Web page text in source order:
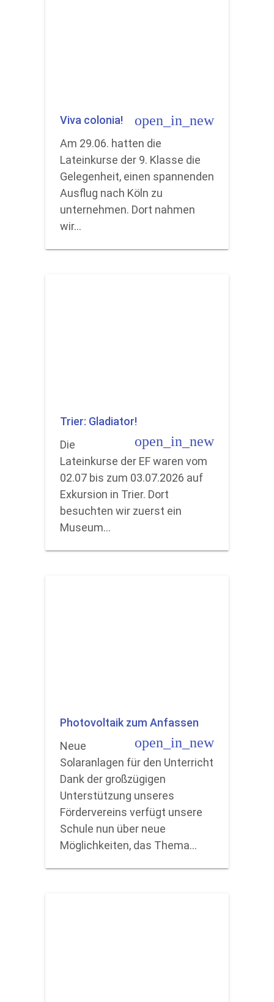
Viva colonia! open_in_new
Am 29.06. hatten die
Lateinkurse der 9. Klasse die
Gelegenheit, einen spannenden
Ausflug nach Köln zu
unternehmen. Dort nahmen
wir…
Trier: Gladiator!
open_in_new
Die
Lateinkurse der EF waren vom
02.07 bis zum 03.07.2026 auf
Exkursion in Trier. Dort
besuchten wir zuerst ein
Museum…
Photovoltaik zum Anfassen
open_in_new
Neue
Solaranlagen für den Unterricht
Dank der großzügigen
Unterstützung unseres
Fördervereins verfügt unsere
Schule nun über neue
Möglichkeiten, das Thema…